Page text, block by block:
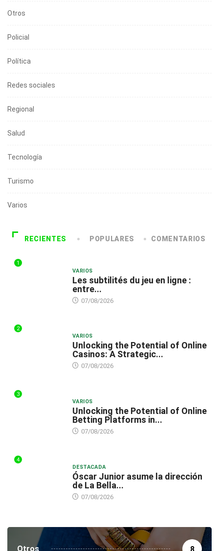
Otros
Policial
Política
Redes sociales
Regional
Salud
Tecnología
Turismo
Varios
RECIENTES POPULARES COMENTARIOS
1
VARIOS
Les subtilités du jeu en ligne :
entre...
07/08/2026
2
VARIOS
Unlocking the Potential of Online
Casinos: A Strategic...
07/08/2026
3
VARIOS
Unlocking the Potential of Online
Betting Platforms in...
07/08/2026
4
DESTACADA
Óscar Junior asume la dirección
de La Bella...
07/08/2026
Otros 8